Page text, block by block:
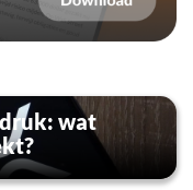
wat